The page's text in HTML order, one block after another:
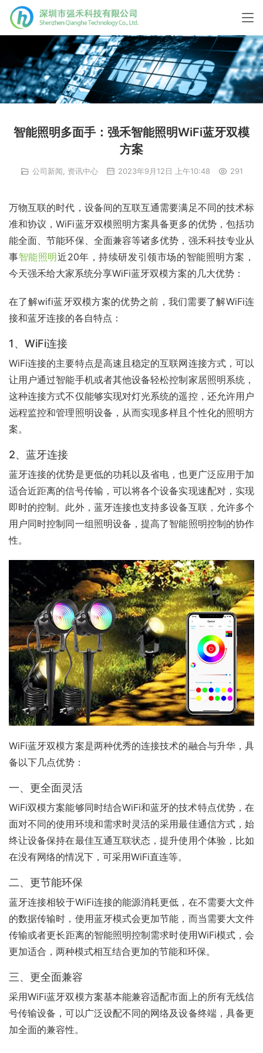
智能照明多面手：强禾智能照明WiFi蓝牙双模
方案
公司新闻 资讯中心 2023年9月12日 上午10:48 291
万物互联的时代，设备间的互联互通需要满足不同的技术标
准和协议，WiFi蓝牙双模照明方案具备更多的优势，包括功
能全面、节能环保、全面兼容等诸多优势，强禾科技专业从
事智能照明近20年，持续研发引领市场的智能照明方案，
今天强禾给大家系统分享WiFi蓝牙双模方案的几大优势：
在了解wifi蓝牙双模方案的优势之前，我们需要了解WiFi连
接和蓝牙连接的各自特点：
1、WiFi连接
WiFi连接的主要特点是高速且稳定的互联网连接方式，可以
让用户通过智能手机或者其他设备轻松控制家居照明系统，
这种连接方式不仅能够实现对灯光系统的遥控，还允许用户
远程监控和管理照明设备，从而实现多样且个性化的照明方
案。
2、蓝牙连接
蓝牙连接的优势是更低的功耗以及省电，也更广泛应用于加
适合近距离的信号传输，可以将各个设备实现速配对，实现
即时的控制。此外，蓝牙连接也支持多设备互联，允许多个
用户同时控制同一组照明设备，提高了智能照明控制的协作
性。
WiFi蓝牙双模方案是两种优秀的连接技术的融合与升华，具
备以下几点优势：
一、更全面灵活
WiFi双模方案能够同时结合WiFi和蓝牙的技术特点优势，在
面对不同的使用环境和需求时灵活的采用最佳通信方式，始
终让设备保持在最佳互通互联状态，提升使用个体验，比如
在没有网络的情况下，可采用WiFi直连等。
二、更节能环保
蓝牙连接相较于WiFi连接的能源消耗更低，在不需要大文件
的数据传输时，使用蓝牙模式会更加节能，而当需要大文件
传输或者更长距离的智能照明控制需求时使用WiFi模式，会
更加适合，两种模式相互结合更加的节能和环保。
三、更全面兼容
采用WiFi蓝牙双模方案基本能兼容适配市面上的所有无线信
号传输设备，可以广泛设配不同的网络及设备终端，具备更
加全面的兼容性。